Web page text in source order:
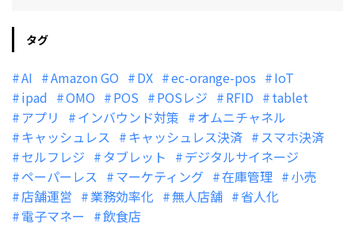
タグ
AI Amazon GO DX ec-orange-pos
IoT
ipad
OMO POS POSレジ RFID
tablet
アプリ
インバウンド対策
オムニチャネル
キャッシュレス
キャッシュレス決済
スマホ決済
セルフレジ
タブレット
デジタルサイネージ
ペーパーレス
マーケティング 在庫管理
小売
店舗運営
業務効率化 無人店舗
省人化
電子マネー
飲食店